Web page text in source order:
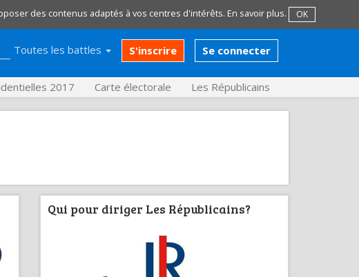
des contenus adaptés à vos centres d'intérêts. En savoir plus. OK
Toutes les battles S'inscrire Se connecter
2017 Carte électorale Les Républicains
Qui pour diriger Les Républicains?